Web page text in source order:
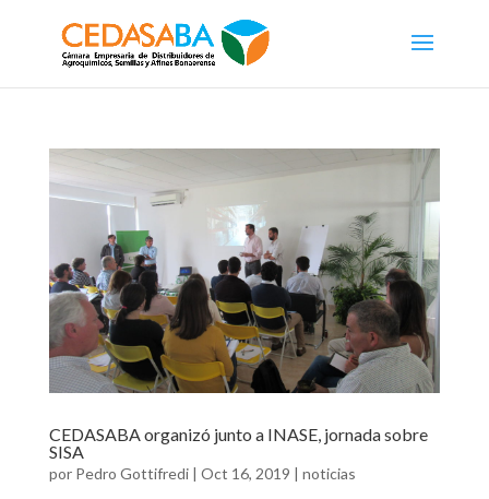
CEDASABA organizó junto a INASE, jornada sobre
SISA
por Pedro Gottifredi| Oct 16, 2019 | noticias